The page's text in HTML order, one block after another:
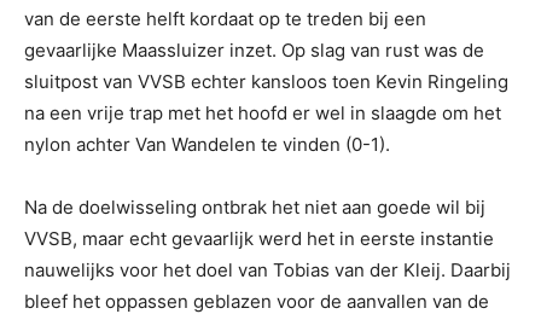
van de eerste helft kordaat op te treden bij een
gevaarlijke Maassluizer inzet. Op slag van rust was de
sluitpost van VVSB echter kansloos toen Kevin Ringeling
na een vrije trap met het hoofd er wel in slaagde om het
nylon achter Van Wandelen te vinden (0-1).
Na de doelwisseling ontbrak het niet aan goede wil bij
VVSB, maar echt gevaarlijk werd het in eerste instantie
nauwelijks voor het doel van Tobias van der Kleij. Daarbij
bleef het oppassen geblazen voor de aanvallen van de